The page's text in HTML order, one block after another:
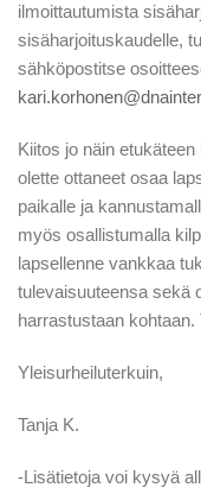
ilmoittautumista
sisäharjoituskaudelle,
sähköpostitse
Kiitos jo näin
olette ottaneet osaa
paikalle ja
myös osallistumalla
lapsellenne vankkaa
tulevaisuuteensa sekä
harrastustaan
Yleisurheiluterkuin,
Tanja K.
-Lisätietoja voi kysyä